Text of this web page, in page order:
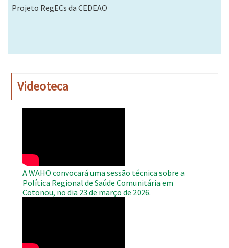
Projeto RegECs da CEDEAO
Videoteca
A WAHO convocará uma sessão técnica sobre a
Política Regional de Saúde Comunitária em
Cotonou, no dia 23 de março de 2026.